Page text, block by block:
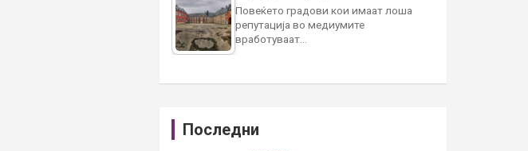
Повеќето градови кои имаат лоша
репутација во медиумите
вработуваат…
Последни